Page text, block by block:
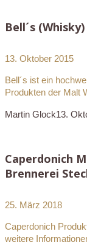
Bell´s (Whisky)
13. Oktober 2015
Bell´s ist ein
Produkten der Malt
Martin Glock13.
Caperdonich
Brennerei
25. März 2018
Caperdonich
weitere